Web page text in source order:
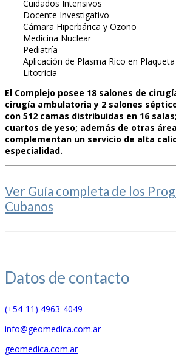
Cuidados Intensivos
Docente Investigativo
Cámara Hiperbárica y Ozono
Medicina Nuclear
Pediatría
Aplicación de Plasma Rico en Plaqueta
Litotricia
El Complejo posee 18 salones de
cirugía ambulatoria y 2 salones
con 512 camas distribuidas en 16
cuartos de yeso; además de otras
complementan un servicio de alta
especialidad.
Ver Guía completa de los
Cubanos
Datos de contacto
(+54-11) 4963-4049
info@geomedica.com.ar
geomedica.com.ar